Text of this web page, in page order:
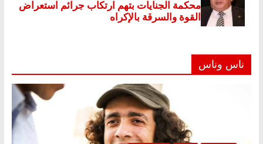
ناس وناس